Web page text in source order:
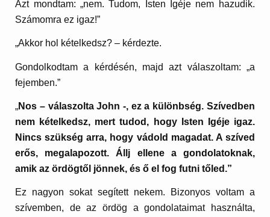
Azt mondtam: „nem. Tudom, Isten Igéje nem hazudik.
Számomra ez igaz!”
„Akkor hol kételkedsz? – kérdezte.
Gondolkodtam a kérdésén, majd azt válaszoltam: „a
fejemben.”
„Nos – válaszolta John -, ez a különbség. Szívedben
nem kételkedsz, mert tudod, hogy Isten Igéje igaz.
Nincs szükség arra, hogy vádold magadat. A szíved
erős, megalapozott. Állj ellene a gondolatoknak,
amik az ördögtől jönnek, és ő el fog futni tőled.”
Ez nagyon sokat segített nekem. Bizonyos voltam a
szívemben, de az ördög a gondolataimat használta,